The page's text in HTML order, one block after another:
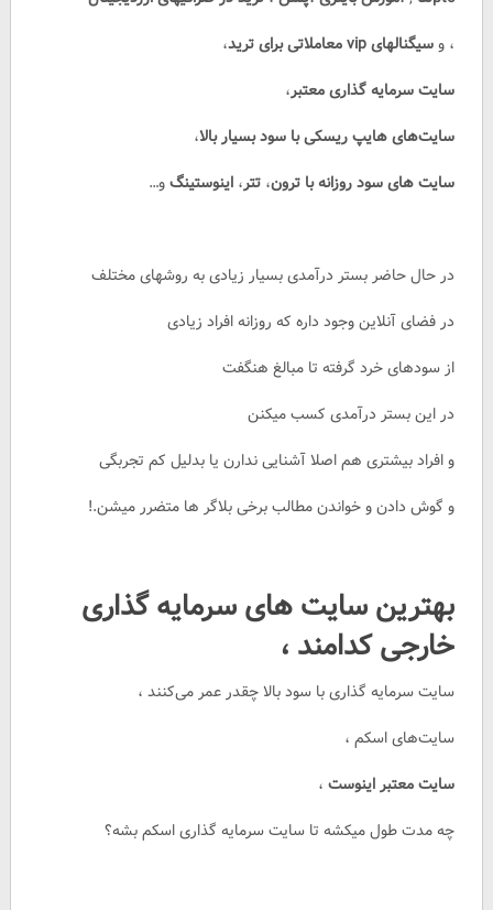
، وسیگنالهای vip معاملاتی برای ترید
،
سایت سرمایه گذاری معتبر،
سایت‌های هایپ ریسکی با سود بسیار بالا،
سایت های سود روزانه با ترون، تتر، اینوستینگو…
در حال حاضر بستر درآمدی بسیار زیادی به روشهای مختلف
در فضای آنلاین وجود داره که روزانه افراد زیادی
از سودهای خرد گرفته تا مبالغ هنگفت
در این بستر درآمدی کسب میکنن
و افراد بیشتری هم اصلا آشنایی ندارن یا بدلیل کم تجربگی
و گوش دادن و خواندن مطالب برخی بلاگر ها متضرر میشن.!
بهترین سایت های سرمایه گذاری
خارجی کدامند ،
سایت سرمایه گذاری با سود بالا چقدر عمر می‌کنند ،
سایت‌های اسکم ،
سایت معتبر اینوست،
چه مدت طول میکشه تا سایت سرمایه گذاری اسکم بشه؟